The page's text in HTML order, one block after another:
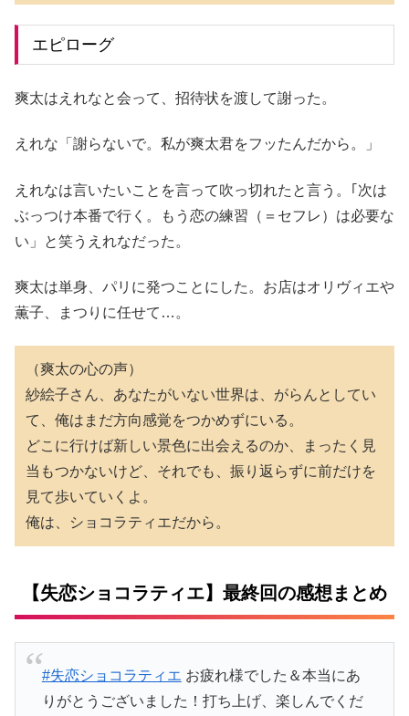
エピローグ
爽太はえれなと会って、招待状を渡して謝った。
えれな「謝らないで。私が爽太君をフッたんだから。」
えれなは言いたいことを言って吹っ切れたと言う。｢次は
ぶっつけ本番で行く。もう恋の練習（＝セフレ）は必要な
い」と笑うえれなだった。
爽太は単身、パリに発つことにした。お店はオリヴィエや
薫子、まつりに任せて…。
（爽太の心の声）
紗絵子さん、あなたがいない世界は、がらんとしてい
て、俺はまだ方向感覚をつかめずにいる。
どこに行けば新しい景色に出会えるのか、まったく見
当もつかないけど、それでも、振り返らずに前だけを
見て歩いていくよ。
俺は、ショコラティエだから。
【失恋ショコラティエ】最終回の感想まとめ
#失恋ショコラティエ お疲れ様でした＆本当にあ
りがとうございました！打ち上げ、楽しんでくだ